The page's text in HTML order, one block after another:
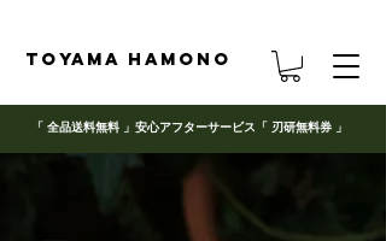
TOYAMA HAMONO
「 全品送料無料 」 安心アフターサービス「 刃研無料券 」